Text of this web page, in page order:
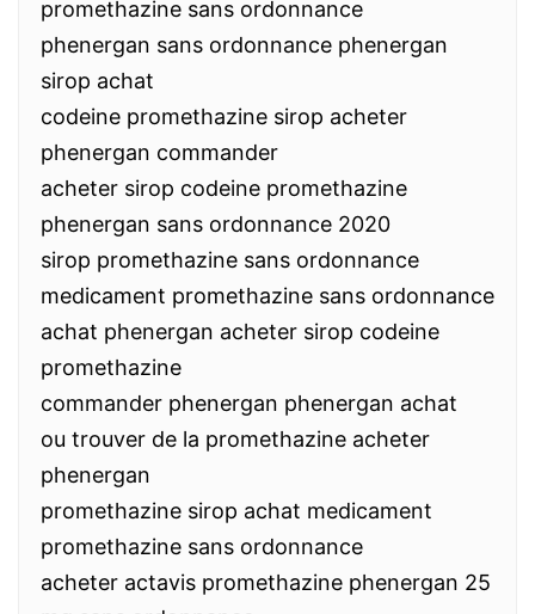
promethazine sans ordonnance
phenergan sans ordonnance phenergan
sirop achat
codeine promethazine sirop acheter
phenergan commander
acheter sirop codeine promethazine
phenergan sans ordonnance 2020
sirop promethazine sans ordonnance
medicament promethazine sans ordonnance
achat phenergan acheter sirop codeine
promethazine
commander phenergan phenergan achat
ou trouver de la promethazine acheter
phenergan
promethazine sirop achat medicament
promethazine sans ordonnance
acheter actavis promethazine phenergan 25